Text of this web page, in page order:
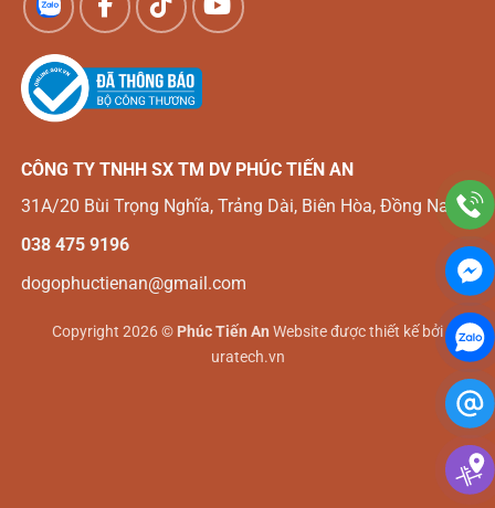
CÔNG TY TNHH SX TM DV PHÚC TIẾN AN
31A/20 Bùi Trọng Nghĩa, Trảng Dài, Biên Hòa, Đồng Nai
038 475 9196
dogophuctienan@gmail.com
Copyright 2026 © Phúc Tiến An Website được thiết kế bởi
uratech.vn